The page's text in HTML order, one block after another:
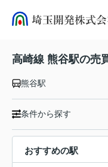
高崎線 熊谷駅の売
熊谷駅
条件から探す
おすすめの駅